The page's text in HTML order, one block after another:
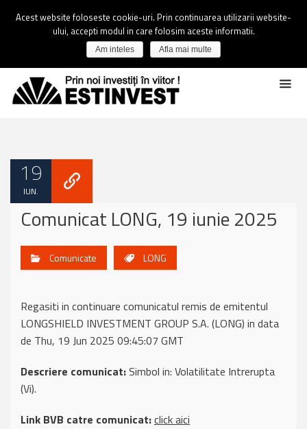
19
IUN.
Comunicat LONG, 19 iunie 2025
Comunicate LONG
Regasiti in continuare comunicatul remis de emitentul
LONGSHIELD INVESTMENT GROUP S.A. (LONG) in data
de Thu, 19 Jun 2025 09:45:07 GMT
Descriere comunicat:Simbol in: Volatilitate Intrerupta
(Vi).
Link BVB catre comunicat:click aici
Acest website foloseste cookie-uri. Prin continuarea utilizarii website-
ului, accepti modul in care folosim aceste informatii.
Am inteles Afla mai multe